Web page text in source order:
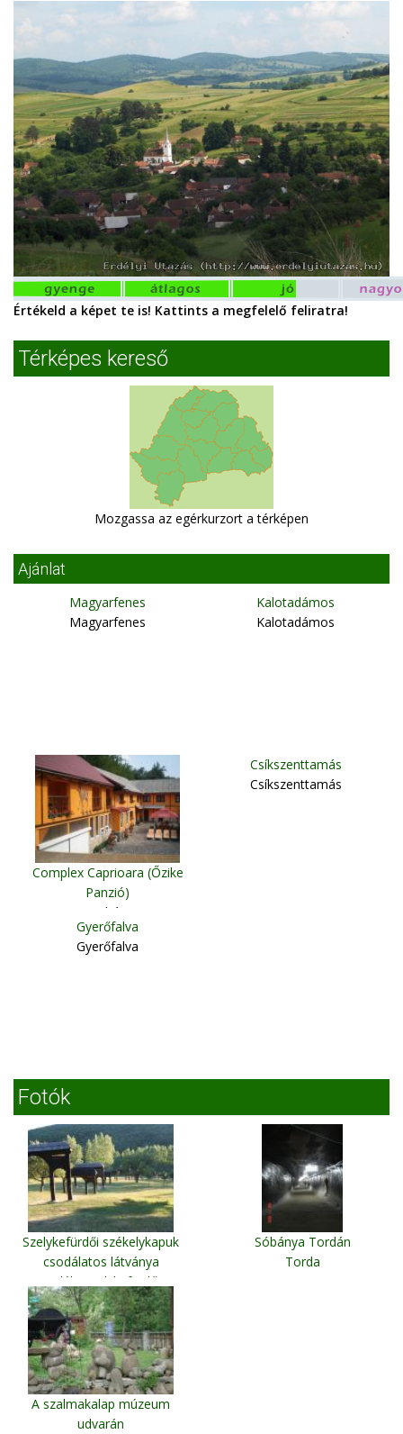
Értékeld a képet te is! Kattints a megfelelő feliratra!
Térképes kereső
Mozgassa az egérkurzort a térképen
Ajánlat
Magyarfenes
Magyarfenes
Kalotadámos
Kalotadámos
Complex Caprioara (Őzike
Panzió)
Nagybánya
Csíkszenttamás
Csíkszenttamás
Gyerőfalva
Gyerőfalva
Fotók
Szelykefürdői székelykapuk
csodálatos látványa
Erdély-Szelykefürdő
Sóbánya Tordán
Torda
A szalmakalap múzeum
udvarán